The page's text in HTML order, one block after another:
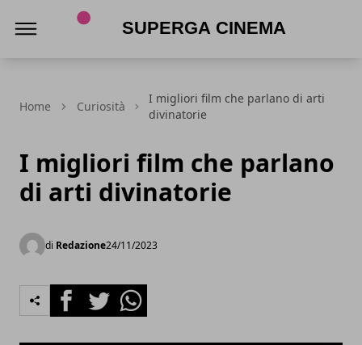
Home Curiosità
I migliori film che parlano di arti
divinatorie
I migliori film che parlano
di arti divinatorie
di Redazione24/11/2023
FacebookTwitterWhatsapp